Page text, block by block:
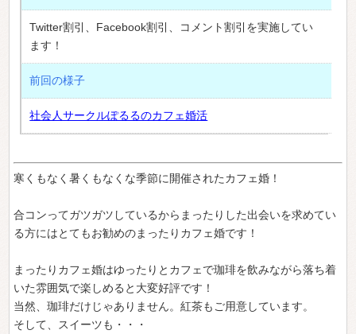
Twitter割引、Facebook割引、コメント割引を実施してい
ます！
前回の様子
社会人サークルぽるるのカフェ婚活
寒くもなく暑くもなくな季節に開催されたカフェ婚！
合コンってガツガツしているからまったりした出会いを求めてい
る方にはとてもお勧めのまったりカフェ婚です！
まったりカフェ婚はゆったりとカフェで珈琲を飲みながら落ち着
いた雰囲気で楽しめると大変好評です！
当然、珈琲だけじゃありません。紅茶もご用意しています。
そして、スイーツも・・・